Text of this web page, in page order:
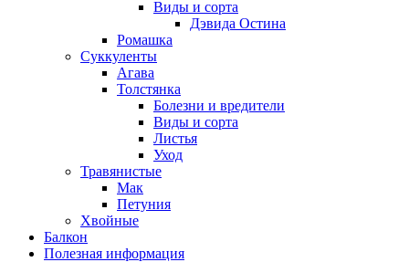
Виды и сорта
Дэвида Остина
Ромашка
Суккуленты
Агава
Толстянка
Болезни и вредители
Виды и сорта
Листья
Уход
Травянистые
Мак
Петуния
Хвойные
Балкон
Полезная информация